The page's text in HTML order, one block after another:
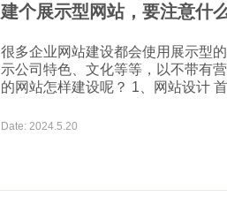
建个展示型网站，要注意什
很多企业网站建设都会使用展示型
示公司特色、文化等等，以不带有
的网站怎样建设呢？ 1、网站设计 首先是网站建设的风格，一定要符合
体验出企业的特色，网站的色彩搭
Date: 2024.5.20